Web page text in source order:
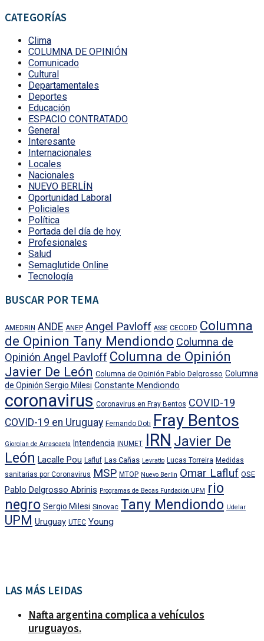
CATEGORÍAS
Clima
COLUMNA DE OPINIÓN
Comunicado
Cultural
Departamentales
Deportes
Educación
ESPACIO CONTRATADO
General
Interesante
Internacionales
Locales
Nacionales
NUEVO BERLÍN
Oportunidad Laboral
Policiales
Política
Portada del día de hoy
Profesionales
Salud
Semaglutide Online
Tecnología
BUSCAR POR TEMA
AMEDRIN ANDE ANEP Angel Pavloff ASSE CECOED Columna
de Opinion Tany Mendiondo Columna de
Opinión Angel Pavloff Columna de Opinión
Javier De León Columna de Opinión Pablo Delgrosso Columna
de Opinión Sergio Milesi Constante Mendiondo
coronavirus Coronavirus en Fray Bentos COVID-19
COVID-19 en Uruguay Fernando Doti Fray Bentos
Giorgian de Arrascaeta Intendencia INUMET IRN Javier De
León Lacalle Pou Lafluf Las Cañas Levratto Lucas Torreira Medidas
sanitarias por Coronavirus MSP MTOP Nuevo Berlin Omar Lafluf OSE
Pablo Delgrosso Abrinis Programas de Becas Fundación UPM rio
negro Sergio Milesi Sinovac Tany Mendiondo Udelar
UPM Uruguay UTEC Young
LAS MÁS LEIDAS
Nafta argentina complica a vehículos
uruguayos.